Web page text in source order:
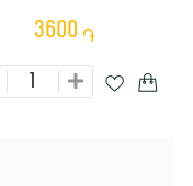
3600 ֏